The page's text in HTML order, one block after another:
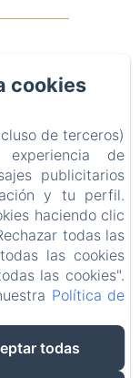
cookies
de terceros)
de
publicitarios
y tu perfil.
haciendo clic
todas las
las cookies
las cookies".
Política de
todas